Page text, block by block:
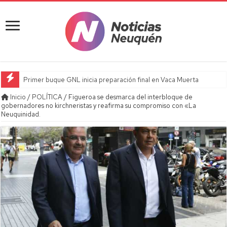
Primer buque GNL inicia preparación final en Vaca Muerta
Inicio / POLÍTICA/ Figueroa se desmarca del interbloque de
gobernadores no kirchneristas y reafirma su compromiso con «La
Neuquinidad.